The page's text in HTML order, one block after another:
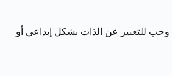
وحب للتعبير عن الذات بشكل إبداعي أو